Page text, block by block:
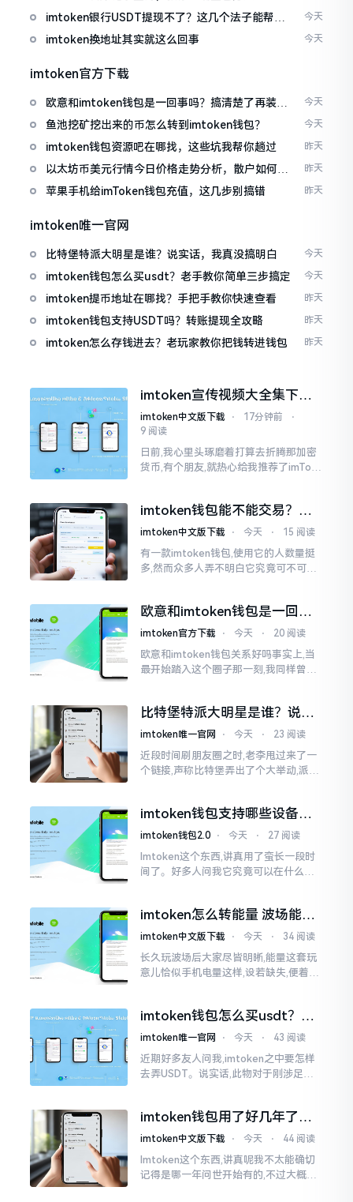
imtoken银行USDT提现不了？这几个法子能帮你
搞定
今天
imtoken换地址其实就这么回事 今天
imtoken官方下载
欧意和imtoken钱包是一回事吗？搞清楚了再装钱
包
今天
鱼池挖矿挖出来的币怎么转到imtoken钱包？ 今天
imtoken钱包资源吧在哪找，这些坑我帮你趟过 昨天
以太坊币美元行情今日价格走势分析，散户如何避
免追涨杀跌被套牢
昨天
苹果手机给imToken钱包充值，这几步别搞错 昨天
imtoken唯一官网
比特堡特派大明星是谁？说实话，我真没搞明白 今天
imtoken钱包怎么买usdt？老手教你简单三步搞定 今天
imtoken提币地址在哪找？手把手教你快速查看 昨天
imtoken钱包支持USDT吗？转账提现全攻略 昨天
imtoken怎么存钱进去？老玩家教你把钱转进钱包 昨天
imtoken宣传视频大全集下
载，新手看完就懂怎么用
imtoken中文版下载 ⋅ 17分钟前
⋅
9 阅读
日前,我心里头琢磨着打算去折腾那加密
货币,有个朋友,就热心给我推荐了imTok
imtoken钱包能不能交易？一
文说清楚
imtoken中文版下载 ⋅ 今天 ⋅ 15 阅读
有一款imtoken钱包,使用它的人数量挺
多,然而众多人弄不明白它究竟可不可以
存钱罐与菜市场那般
欧意和imtoken钱包是一回事
吗？搞清楚了再装钱包
imtoken官方下载 ⋅ 今天 ⋅ 20 阅读
欧意和imtoken钱包关系好吗事实上,当
最开始踏入这个圈子那一刻,我同样曾因
推移才逐渐明晰
比特堡特派大明星是谁？说实
话，我真没搞明白
imtoken唯一官网 ⋅ 今天 ⋅ 23 阅读
近段时间刷朋友圈之时,老李甩过来了一
个链接,声称比特堡弄出了个大举动,派遣
磅”、“首发”、“独家”
imtoken钱包支持哪些设备？
手机电脑都能用
imtoken钱包2.0 ⋅ 今天 ⋅ 27 阅读
Imtoken这个东西,讲真用了蛮长一段时
间了。好多人问我它究竟可以在什么设
给予支持
imtoken怎么转能量 波场能量
转换教程
imtoken中文版下载 ⋅ 今天 ⋅ 34 阅读
长久玩波场后大家尽皆明晰,能量这套玩
意儿恰似手机电量这样,设若缺失,便着实
imtoken钱包怎么买usdt？老
手教你简单三步搞定
imtoken唯一官网 ⋅ 今天 ⋅ 43 阅读
近期好多友人问我,imtoken之中要怎样
去弄USDT。说实话,此物对于刚涉足币
imtoken钱包用了好几年了，
到底多少年了？
imtoken中文版下载 ⋅ 今天 ⋅ 44 阅读
Imtoken这个东西,讲真呢我不太能确切
记得是哪一年问世开始有的,不过大概在